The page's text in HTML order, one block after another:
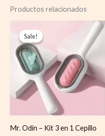
Productos relacionados
Sale!
Sale!
Mr. Odin – Kit 3 en 1 Cepillo
price
was:
$ 23.400.
$ 20.600.